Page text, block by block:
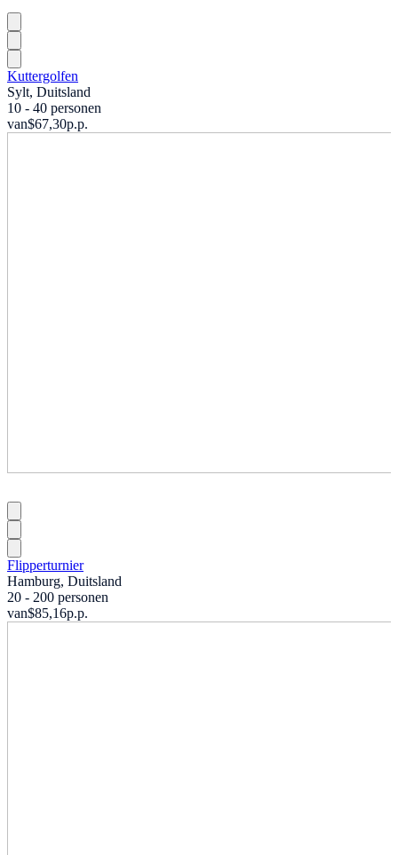
Kuttergolfen
Sylt, Duitsland
10 - 40 personen
van$67,30p.p.
Flipperturnier
Hamburg, Duitsland
20 - 200 personen
van$85,16p.p.